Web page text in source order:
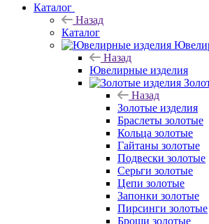
Каталог
Назад
Каталог
Назад
Ювелирные изделия
Назад
Золотые изделия
Браслеты золотые
Кольца золотые
Гайтаны золотые
Подвески золотые
Серьги золотые
Цепи золотые
Запонки золотые
Пирсинги золотые
Броши золотые